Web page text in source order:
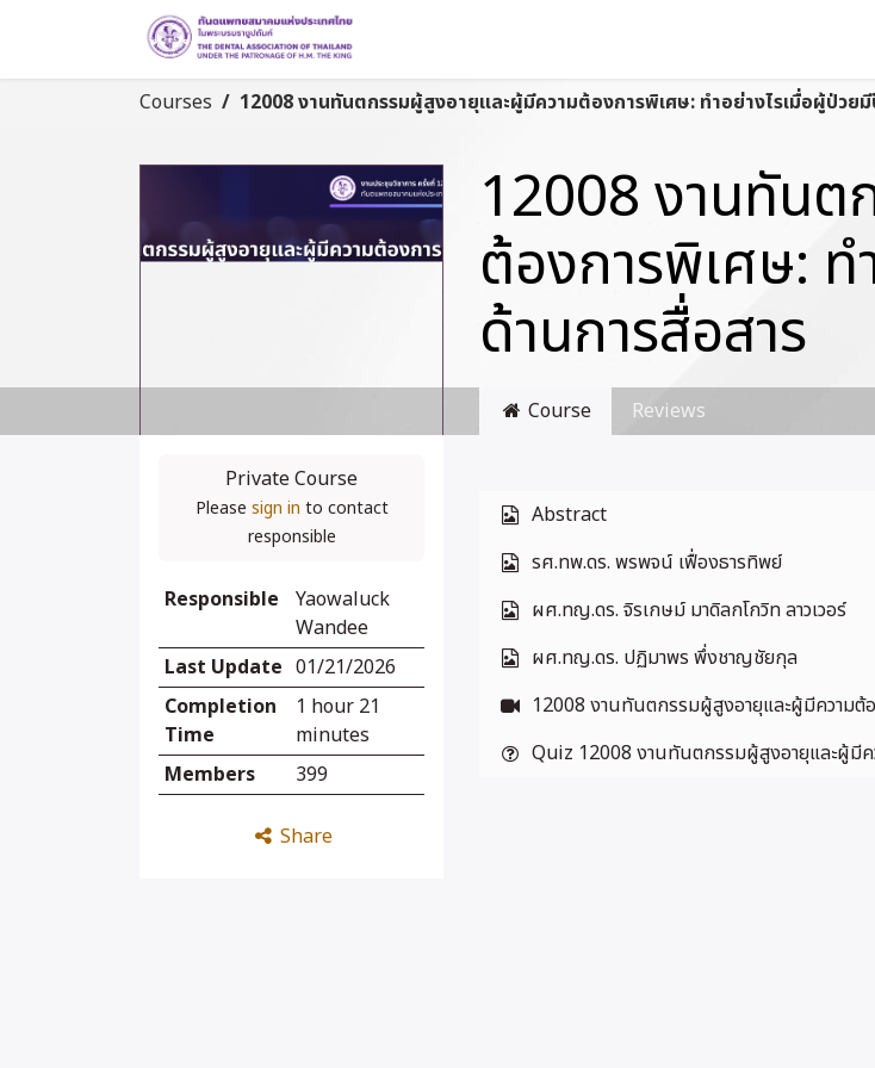
Courses
12008 งานทันต
ต้องการพิเศษ:
ด้านการสื่อสาร
Private Course
Please sign in to contact
responsible
Responsible
Yaowaluck
Wandee
Last Update 01/21/2026
Completion
Time
1 hour 21
minutes
Members
399
Share
Course Reviews
Abstract
รศ.ทพ.ดร. พรพจน์ เฟื่องธารทิพย์
ผศ.ทญ.ดร. จิรเกษม์ มาดิลกโกวิท ลาวเวอร์
ผศ.ทญ.ดร. ปฏิมาพร พึ่งชาญชัยกุล
12008 งานทันตกรรมผู้สูงอายุและผู้มีความต้
Quiz 12008 งานทันตกรรมผู้สูงอายุและผู้มีค